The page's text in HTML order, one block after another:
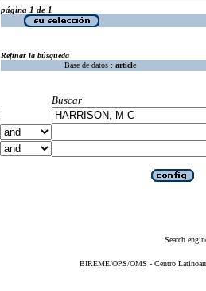
página 1 de 1
Refinar la búsqueda
Base de datos : article
Buscar
Search
BIREME/OPS/OMS - Centro